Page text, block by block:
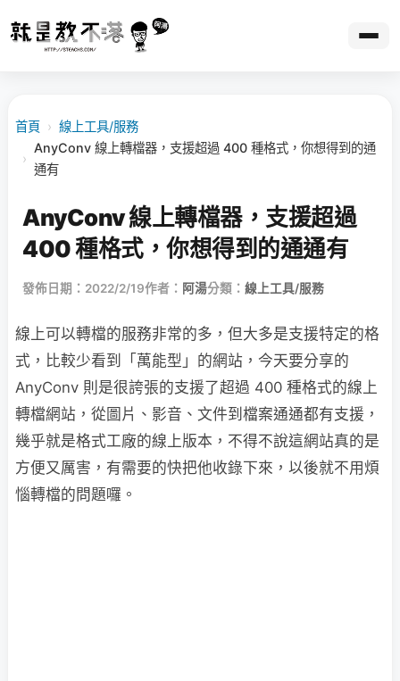
首頁 › 線上工具/服務
›
AnyConv 線上轉檔器，支援超過 400 種格式，你想得到的通
通有
AnyConv 線上轉檔器，支援超過
400 種格式，你想得到的通通有
發佈日期：2022/2/19作者： 阿湯分類： 線上工具/服務
線上可以轉檔的服務非常的多，但大多是支援特定的格
式，比較少看到「萬能型」的網站，今天要分享的
AnyConv 則是很誇張的支援了超過 400 種格式的線上
轉檔網站，從圖片、影音、文件到檔案通通都有支援，
幾乎就是格式工廠的線上版本，不得不說這網站真的是
方便又厲害，有需要的快把他收錄下來，以後就不用煩
惱轉檔的問題囉。